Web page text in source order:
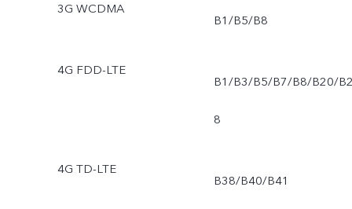
3G WCDMA
B1/B5/B8
4G FDD-LTE
B1/B3/B5/B7/B8/B20/
8
4G TD-LTE
B38/B40/B41